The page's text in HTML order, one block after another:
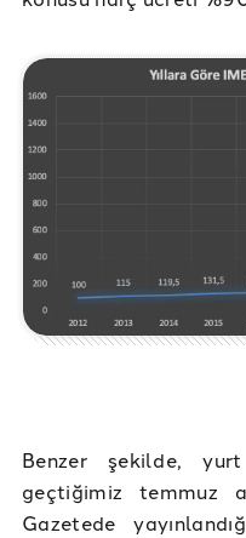
Benzer şekilde, yurt
geçtiğimiz temmuz
Gazetede